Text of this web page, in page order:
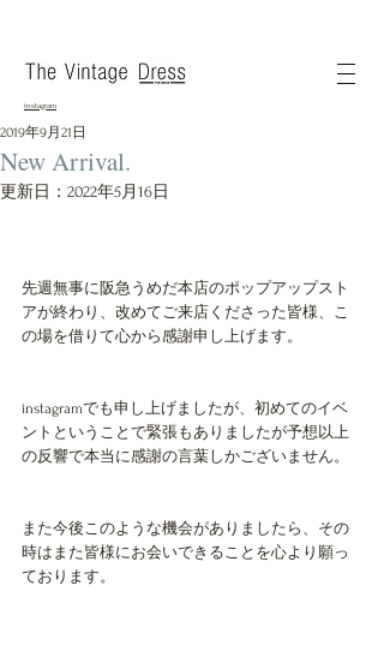
instagram
New Arrival.
2019年9月21日
更新日： 2022年5月16日
先週無事に阪急うめだ本店のポップアップスト
アが終わり、改めてご来店くださった皆様、こ
の場を借りて心から感謝申し上げます。
instagramでも申し上げましたが、初めてのイベ
ントということで緊張もありましたが予想以上
の反響で本当に感謝の言葉しかございません。
また今後このような機会がありましたら、その
時はまた皆様にお会いできることを心より願っ
ております。